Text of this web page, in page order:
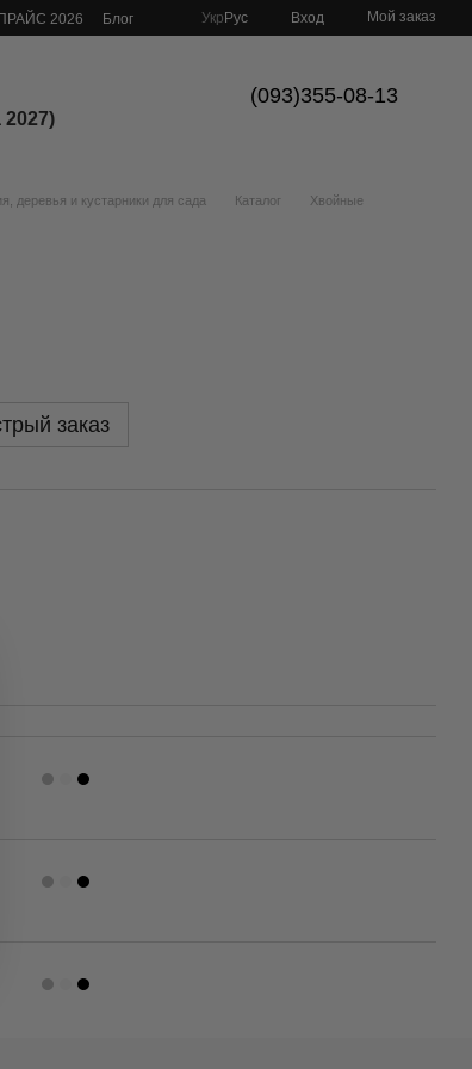
ПРАЙС 2026
Блог
Укр Рус Вход Мой заказ
(093)355-08-13
деревья и кустарники для сада Каталог
Хвойные
заказ